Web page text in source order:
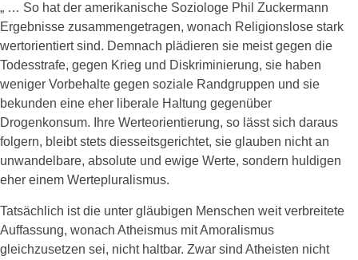
„ … So hat der amerikanische Soziologe Phil Zuckermann
Ergebnisse zusammengetragen, wonach Religionslose stark
wertorientiert sind. Demnach plädieren sie meist gegen die
Todesstrafe, gegen Krieg und Diskriminierung, sie haben
weniger Vorbehalte gegen soziale Randgruppen und sie
bekunden eine eher liberale Haltung gegenüber
Drogenkonsum. Ihre Werteorientierung, so lässt sich daraus
folgern, bleibt stets diesseitsgerichtet, sie glauben nicht an
unwandelbare, absolute und ewige Werte, sondern huldigen
eher einem Wertepluralismus.
Tatsächlich ist die unter gläubigen Menschen weit verbreitete
Auffassung, wonach Atheismus mit Amoralismus
gleichzusetzen sei, nicht haltbar. Zwar sind Atheisten nicht